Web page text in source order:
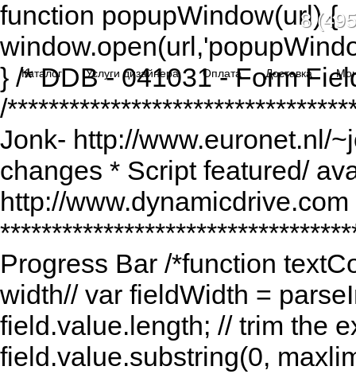
function popupWindow(url) {
} /* DDB - 041031 - Form
/
Jonk- http://www.euronet.nl/
changes * Script featured/
http://
Progress Bar /*function
width// var fieldWidth =
field.value.length; // trim the
field.value.substring(0,
8
Каталог Услуги дизайнера Оплата Доставка